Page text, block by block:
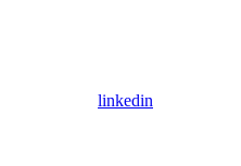
linkedin